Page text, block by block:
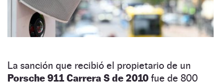
La sanción que recibió el propietario de un
Porsche 911 Carrera S de 2010 fue de 800